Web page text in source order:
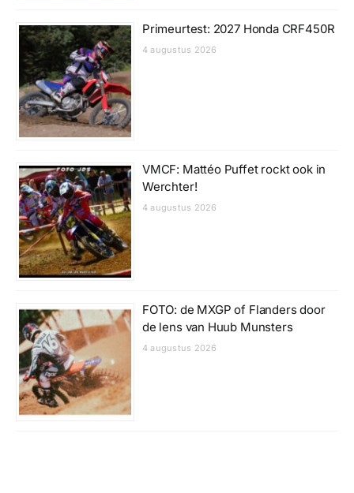
Primeurtest: 2027 Honda CRF450R
4 augustus 2026
VMCF: Mattéo Puffet rockt ook in
Werchter!
4 augustus 2026
FOTO: de MXGP of Flanders door
de lens van Huub Munsters
4 augustus 2026